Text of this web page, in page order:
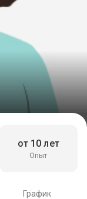
Опыт
от 10 лет
График